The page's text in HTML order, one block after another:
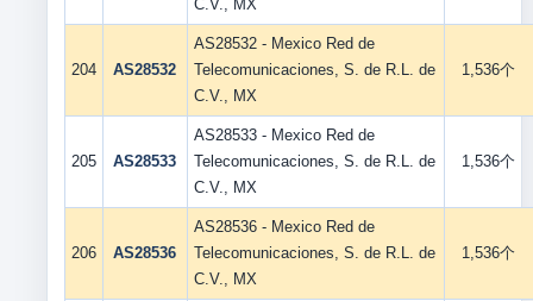
C.V., MX
204 AS28532
AS28532 - Mexico Red de
Telecomunicaciones, S. de R.L. de
C.V., MX
1,536个
205 AS28533
AS28533 - Mexico Red de
Telecomunicaciones, S. de R.L. de
C.V., MX
1,536个
206 AS28536
AS28536 - Mexico Red de
Telecomunicaciones, S. de R.L. de
C.V., MX
1,536个